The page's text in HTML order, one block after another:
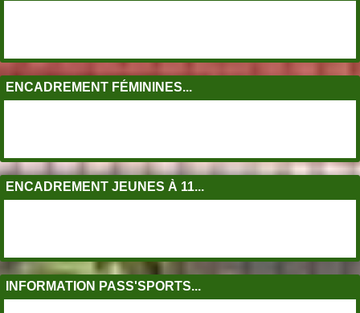
ENCADREMENT FÉMININES...
ENCADREMENT JEUNES À 11...
INFORMATION PASS'SPORTS...